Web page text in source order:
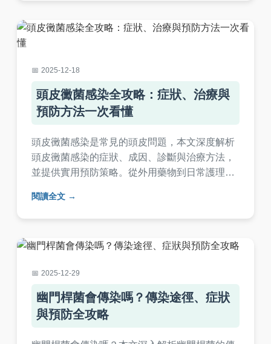
2025-12-18
頭皮黴菌感染全攻略：症狀、治療與
預防方法一次看懂
頭皮黴菌感染是常見的頭皮問題，本文深度解析
頭皮黴菌感染的症狀、成因、診斷與治療方法，
並提供實用預防策略。從外用藥物到日常護理，
擺脫頭皮困擾。內容包含專業醫療知識與個人經
驗分享，適合受頭皮問題困擾的讀者參考。
閱讀全文
2025-12-29
幽門桿菌會傳染嗎？傳染途徑、症狀
與預防全攻略